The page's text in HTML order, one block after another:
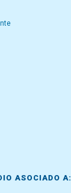
ASOCIADO A: